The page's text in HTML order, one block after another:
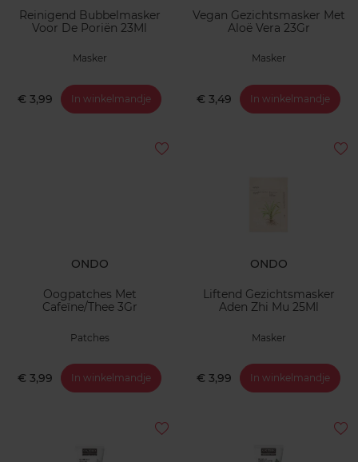
Reinigend Bubbelmasker
Voor De Poriën 23Ml
Masker
€ 3,99 In winkelmandje
Vegan Gezichtsmasker Met
Aloë Vera 23Gr
Masker
€ 3,49 In winkelmandje
ONDO
Oogpatches Met
Cafeïne/Thee 3Gr
Patches
€ 3,99 In winkelmandje
ONDO
Liftend Gezichtsmasker
Aden Zhi Mu 25Ml
Masker
€ 3,99 In winkelmandje